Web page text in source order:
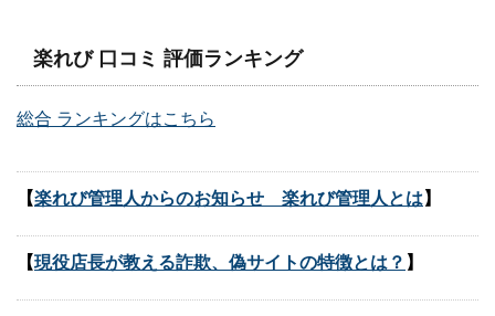
楽れび 口コミ 評価ランキング
総合 ランキングはこちら
【楽れび管理人からのお知らせ 楽れび管理人とは 】
【現役店長が教える詐欺、偽サイトの特徴とは？ 】